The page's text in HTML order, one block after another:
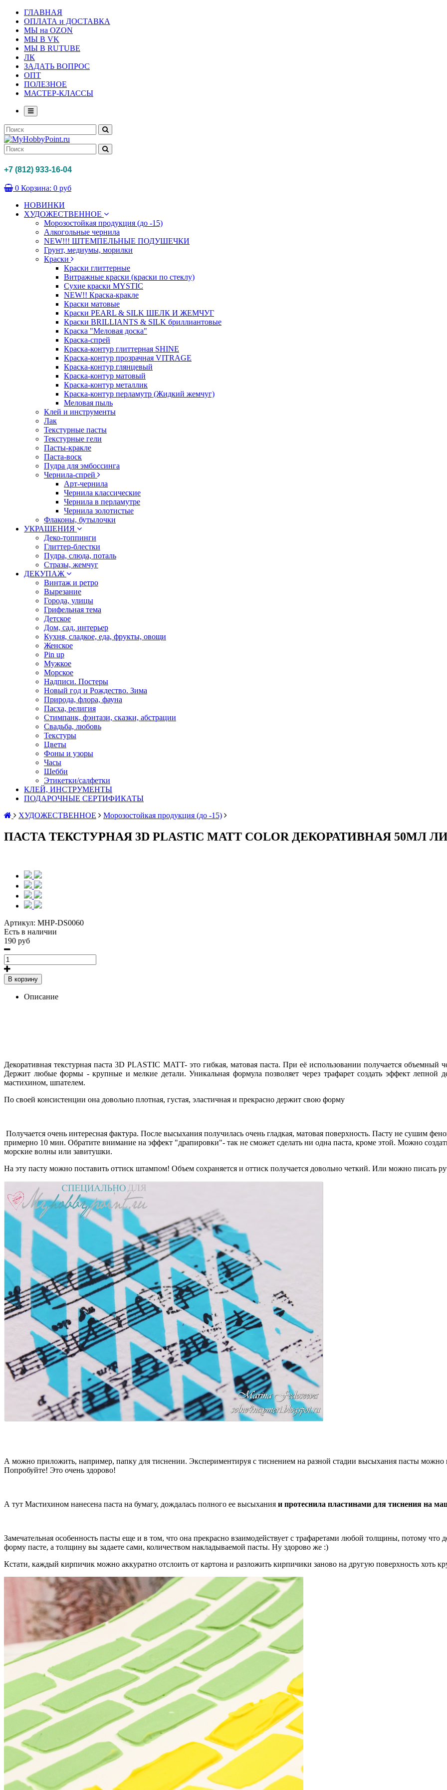
ГЛАВНАЯ
ОПЛАТА и ДОСТАВКА
МЫ на OZON
МЫ В VK
МЫ В RUTUBE
ЛК
ЗАДАТЬ ВОПРОС
ОПТ
ПОЛЕЗНОЕ
МАСТЕР-КЛАССЫ
+7 (812) 933-16-04
0 Корзина: 0 руб
НОВИНКИ
ХУДОЖЕСТВЕННОЕ
Морозостойкая продукция (до -15)
Алкогольные чернила
NEW!!! ШТЕМПЕЛЬНЫЕ ПОДУШЕЧКИ
Грунт, медиумы, морилки
Краски
Краски глиттерные
Витражные краски (краски по стеклу)
Сухие краски MYSTIC
NEW!! Краска-кракле
Краски матовые
Краски PEARL & SILK ШЕЛК И ЖЕМЧУГ
Краски BRILLIANTS & SILK бриллиантовые
Краска "Меловая доска"
Краска-спрей
Краска-контур глиттерная SHINE
Краска-контур прозрачная VITRAGE
Краска-контур глянцевый
Краска-контур матовый
Краска-контур металлик
Краска-контур перламутр (Жидкий жемчуг)
Меловая пыль
Клей и инструменты
Лак
Текстурные пасты
Текстурные гели
Пасты-кракле
Паста-воск
Пудра для эмбоссинга
Чернила-спрей
Арт-чернила
Чернила классические
Чернила в перламутре
Чернила золотистые
Флаконы, бутылочки
УКРАШЕНИЯ
Деко-топпинги
Глиттер-блестки
Пудра, слюда, поталь
Стразы, жемчуг
ДЕКУПАЖ
Винтаж и ретро
Вырезание
Города, улицы
Грифельная тема
Детское
Дом, сад, интерьер
Кухня, сладкое, еда, фрукты, овощи
Женское
Pin up
Мужкое
Морское
Надписи. Постеры
Новый год и Рождество. Зима
Природа, флора, фауна
Пасха, религия
Стимпанк, фэнтази, сказки, абстрации
Свадьба, любовь
Текстуры
Цветы
Фоны и узоры
Часы
Шебби
Этикетки/салфетки
КЛЕЙ, ИНСТРУМЕНТЫ
ПОДАРОЧНЫЕ СЕРТИФИКАТЫ
ХУДОЖЕСТВЕННОЕ
Морозостойкая продукция (до -15)
ПАСТА ТЕКСТУРНАЯ 3D PLASTIC MATT COLOR ДЕКОРАТИВНАЯ 50МЛ
Артикул: MHP-DS0060
Есть в наличии
190 руб
В корзину
Описание
Декоративная текстурная паста 3D PLASTIC MATT- это гибкая, матовая паста. При её использовании получается объемный
Держит любые формы - крупные и мелкие детали. Уникальная формула позволяет через трафарет создать эффект лепной
мастихином, шпателем.
По своей консистенции она довольно плотная, густая, эластичная и прекрасно держит свою форму
Получается очень интересная фактура. После высыхания получилась очень гладкая, матовая поверхность. Пасту не сушим
примерно 10 мин. Обратите внимание на эффект "драпировки"- так не сможет сделать ни одна паста, кроме этой. Можно
морские волны или завитушки.
На эту пасту можно поставить оттиск штампом! Объем сохраняется и оттиск получается довольно четкий. Или можно писать
А можно приложить, например, папку для тиснении. Экспериментируя с тиснением на разной стадии высыхания пасты
Попробуйте! Это очень здорово!
А тут Мастихином нанесена паста на бумагу, дождалась полного ее высыхания и протеснила пластинами для тиснения на
Замечательная особенность пасты еще и в том, что она прекрасно взаимодействует с трафаретами любой толщины, потому что
форму пасте, а толщину вы задаете сами, количеством накладываемой пасты. Ну здорово же :)
Кстати, каждый кирпичик можно аккуратно отслоить от картона и разложить кирпичики заново на другую поверхность хоть